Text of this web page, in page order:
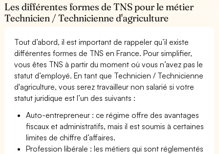
Les différentes formes de TNS pour le métier
Technicien / Technicienne d'agriculture
Tout d’abord, il est important de rappeler qu’il existe
différentes formes de TNS en France. Pour simplifier,
vous êtes TNS à partir du moment où vous n’avez pas le
statut d’employé. En tant que Technicien / Technicienne
d'agriculture, vous serez travailleur non salarié si votre
statut juridique est l’un des suivants :
Auto-entrepreneur : ce régime offre des avantages
fiscaux et administratifs, mais il est soumis à certaines
limites de chiffre d’affaires.
Profession libérale : les métiers qui sont réglementés